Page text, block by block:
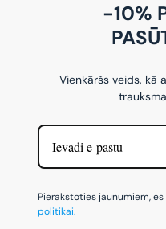
-10%
Vienkāršs veids, kā
Pierakstoties jaunumiem,
politikai.